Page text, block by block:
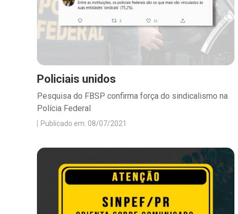
Policiais unidos
Pesquisa do FBSP confirma força do sindicalismo na
Polícia Federal
Publicado em: 08/07/2021